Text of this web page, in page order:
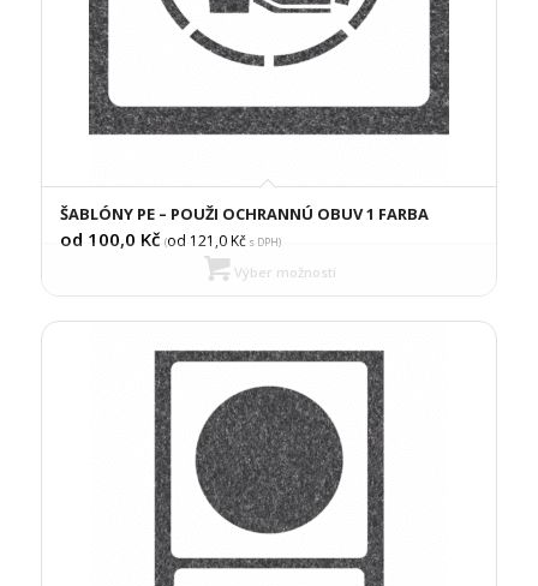
ŠABLÓNY PE – POUŽI OCHRANNÚ OBUV 1 FARBA
od 100,0 Kč (od 121,0Kčs DPH)
Výber možností